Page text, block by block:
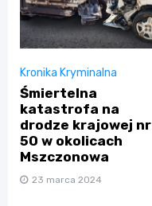
Kronika Kryminalna
Śmiertelna
katastrofa na
drodze krajowej nr
50 w okolicach
Mszczonowa
23 marca 2024